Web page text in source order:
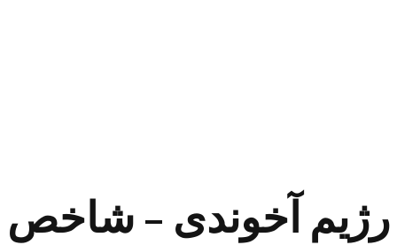
رژیم آخوندی – شاخص فلاکت به